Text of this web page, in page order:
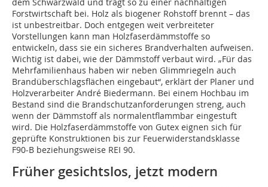
dem Schwarzwald und trägt so zu einer nachhaltigen
Forstwirtschaft bei. Holz als biogener Rohstoff brennt – das
ist unbestreitbar. Doch entgegen weit verbreiteter
Vorstellungen kann man Holzfaserdämmstoffe so
entwickeln, dass sie ein sicheres Brandverhalten aufweisen.
Wichtig ist dabei, wie der Dämmstoff verbaut wird. „Für das
Mehrfamilienhaus haben wir neben Glimmriegeln auch
Brandüberschlagsflächen eingebaut“, erklärt der Planer und
Holzverarbeiter André Biedermann. Bei einem Hochbau im
Bestand sind die Brandschutzanforderungen streng, auch
wenn der Dämmstoff als normalentflammbar eingestuft
wird. Die Holzfaserdämmstoffe von Gutex eignen sich für
geprüfte Konstruktionen bis zur Feuerwiderstandsklasse
F90-B beziehungsweise REI 90.
Früher gesichtslos, jetzt modern